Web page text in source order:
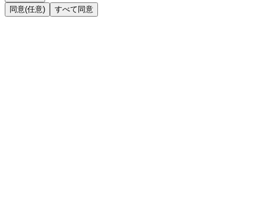
同意(任意)
すべて同意